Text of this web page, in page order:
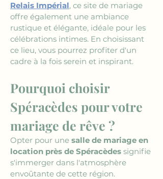
Relais Impérial, ce site de mariage
offre également une ambiance
rustique et élégante, idéale pour les
célébrations intimes. En choisissant
ce lieu, vous pourrez profiter d'un
cadre à la fois serein et inspirant.
Pourquoi choisir
Spéracèdes pour votre
mariage de rêve ?
Opter pour une salle de mariage en
location près de Spéracèdes signifie
s'immerger dans l'atmosphère
envoûtante de cette région.